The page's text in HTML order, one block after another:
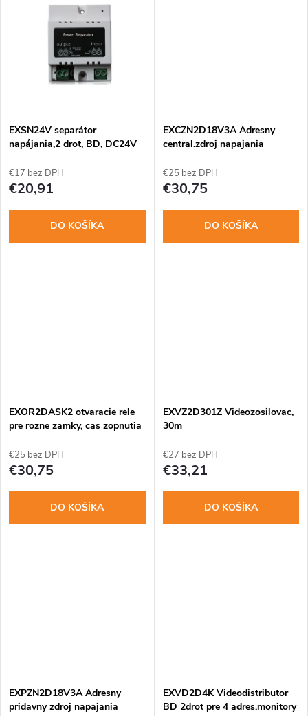
o
v
o
v
EXSN24V separátor
napájania,2 drot, BD, DC24V
€17 bez DPH
€20,91
DO KOŠÍKA
EXCZN2D18V3A Adresny
central.zdroj napajania
€25 bez DPH
€30,75
DO KOŠÍKA
EXOR2DASK2 otvaracie rele
pre rozne zamky, cas zopnutia
€25 bez DPH
€30,75
DO KOŠÍKA
EXVZ2D301Z Videozosilovac,
30m
€27 bez DPH
€33,21
DO KOŠÍKA
EXPZN2D18V3A Adresny
pridavny zdroj napajania
EXVD2D4K Videodistributor
BD 2drot pre 4 adres.monitory